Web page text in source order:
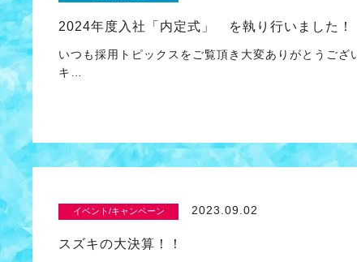
2024年度入社「内定式」 を執り行いました！
いつも採用トピックスをご覧頂き大変ありがとうご
キ…
イベント/キャンペーン 2023.09.02
スズキの大決算！！